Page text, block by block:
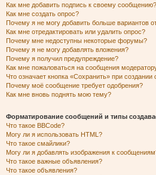
Как мне добавить подпись к своему сообщению?
Как мне создать опрос?
Почему я не могу добавить больше вариантов
Как мне отредактировать или удалить опрос?
Почему мне недоступны некоторые форумы?
Почему я не могу добавлять вложения?
Почему я получил предупреждение?
Как мне пожаловаться на сообщения
Что означает кнопка «Сохранить» при
Почему моё сообщение требует одобрения?
Как мне вновь поднять мою тему?
Форматирование сообщений и типы
Что такое BBCode?
Могу ли я использовать HTML?
Что такое смайлики?
Могу ли я добавлять изображения к
Что такое важные объявления?
Что такое объявления?